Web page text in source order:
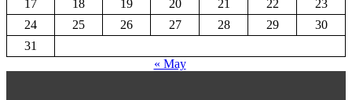
17
18 19 20 21 22
23
24
25 26 27 28 29
30
31
« May